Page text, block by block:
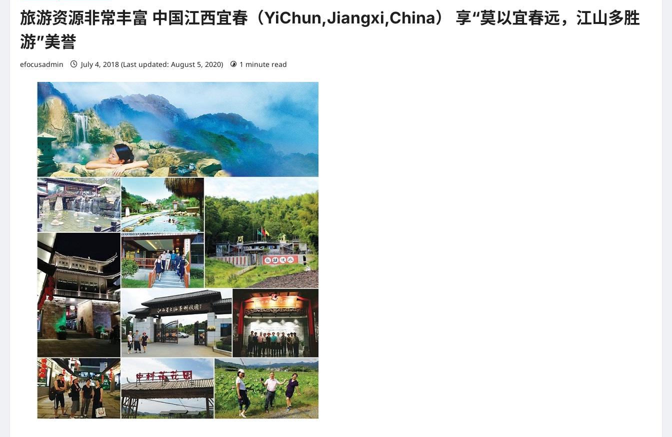
旅游资源非常丰富 中国江西宜春（YiChun,Jiangxi,China） 享“莫以宜春远，江山多胜
游”美誉
efocusadmin July 4, 2018 (Last updated: August 5, 2020) 1 minute read